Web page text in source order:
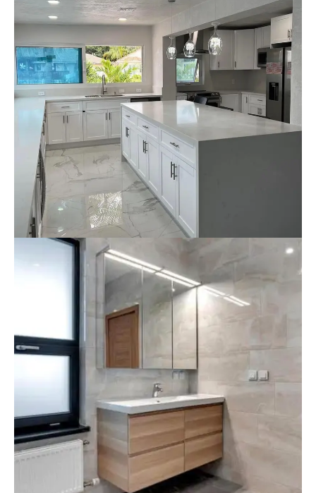
Reforma De Cocina En Estilo
Blanco (Amplitud Y Luz Natural)
Renovación de cocina – Vivienda en zona
residencial Cambio completo de solado y
alicatado, mobiliario blanco con isla central y
acabados de alta gama. Estilo limpio y
contemporáneo.
Baño Moderno En Tonos Cálidos
(Reforma Integral)
Reforma de baño – Vivienda unifamiliar, zona
centro Renovación completa con
revestimientos cerámicos efecto piedra, mueble
suspendido en madera, grifería empotrada y
espejo con iluminación LED.